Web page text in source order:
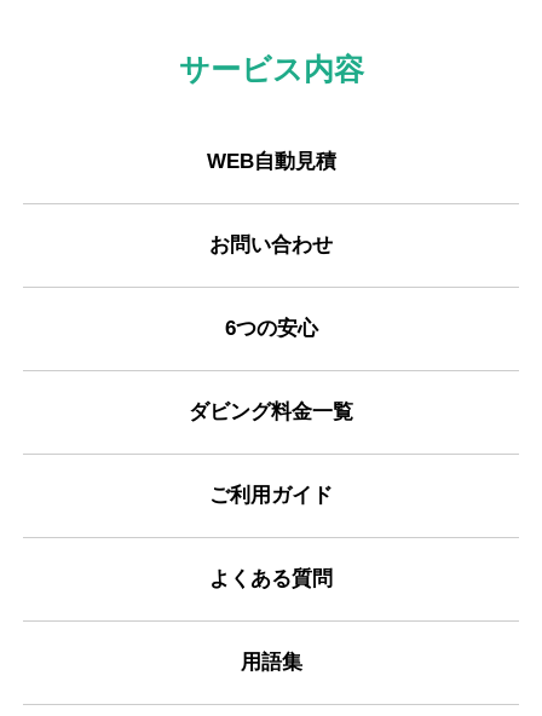
サービス内容
WEB自動見積
お問い合わせ
6つの安心
ダビング料金一覧
ご利用ガイド
よくある質問
用語集